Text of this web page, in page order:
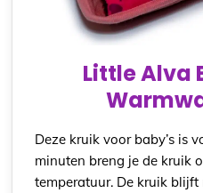
Little Alva
Deze kruik voor baby’s is
minuten breng je de kruik
temperatuur. De kruik